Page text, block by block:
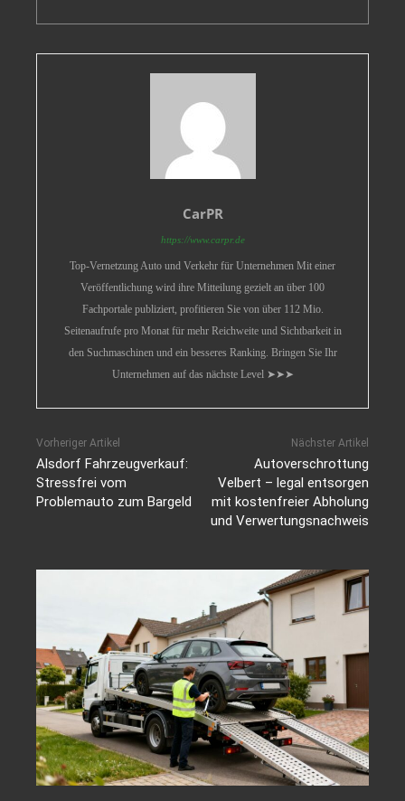
CarPR
https://www.carpr.de
Top-Vernetzung Auto und Verkehr für Unternehmen Mit einer
Veröffentlichung wird ihre Mitteilung gezielt an über 100
Fachportale publiziert, profitieren Sie von über 112 Mio.
Seitenaufrufe pro Monat für mehr Reichweite und Sichtbarkeit in
den Suchmaschinen und ein besseres Ranking. Bringen Sie Ihr
Unternehmen auf das nächste Level ➤➤➤
Vorheriger Artikel
Alsdorf Fahrzeugverkauf:
Stressfrei vom
Problemauto zum Bargeld
Nächster Artikel
Autoverschrottung
Velbert – legal entsorgen
mit kostenfreier Abholung
und Verwertungsnachweis